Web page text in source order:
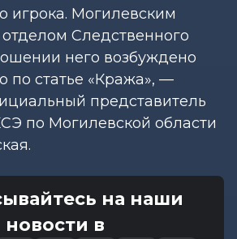
игрока. Могилевским
Следственного
него возбуждено
по статье «Кража», —
представитель
по Могилевской области
на наши
новости в